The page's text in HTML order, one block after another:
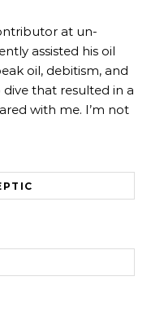
at un-
assisted his oil
oil, debitism, and
that resulted in a
with me. I’m not